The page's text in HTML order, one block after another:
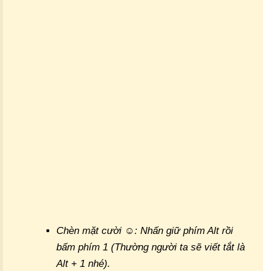
Chèn mặt cười ☺: Nhấn giữ phím Alt rồi
bấm phím 1 (Thường người ta sẽ viết tắt là
Alt + 1 nhé).